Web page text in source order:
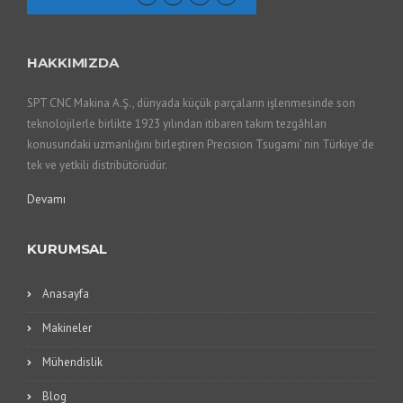
HAKKIMIZDA
SPT CNC Makina A.Ş., dünyada küçük parçaların işlenmesinde son
teknolojilerle birlikte 1923 yılından itibaren takım tezgâhları
konusundaki uzmanlığını birleştiren Precision Tsugami’ nin Türkiye’de
tek ve yetkili distribütörüdür.
Devamı
KURUMSAL
Anasayfa
Makineler
Mühendislik
Blog